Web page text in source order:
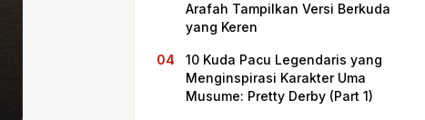
Arafah Tampilkan Versi Berkuda
yang Keren
10 Kuda Pacu Legendaris yang
Menginspirasi Karakter Uma
Musume: Pretty Derby (Part 1)